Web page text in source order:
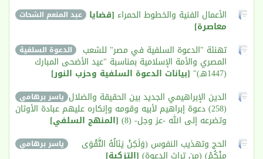
عبد المنعم الشحات الأعمال الفنية والخطوط الحمراء [قضايا
معاصرة]
الدعوة السلفية تهنئة "الدعوة السلفية في مصر" للشعب
المصري والأمة الإسلامية بمناسبة "عيد الأضحى المبارك
(1447هـ)" [بيانات الدعوة السلفية وحزب النور]
ياسر برهامي الدين الإبراهيمي الجديد بين الحقيقة والضلال
(258) دعوة إبراهيم لأبيه وقومه وإنكاره عليهم عبادة الأوثان
وتضرعه إلى الله -عز وجل- (8) [المنهج السلفي]
ياسر برهامي الحج وتهذيب النفوس (وَلَكِنْ يَنَالُهُ التَّقْوَى
مِنْكُمْ) (من تراث الدعوة) [التزكية]